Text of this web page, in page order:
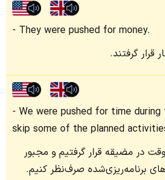
They were pushed for money.
گرفتند.
We were pushed for time
skip some of the planned
در مضیقه قرار گرفتیم و مجبور
برنامه‌ریزی‌شده صرف‌نظر کنیم.